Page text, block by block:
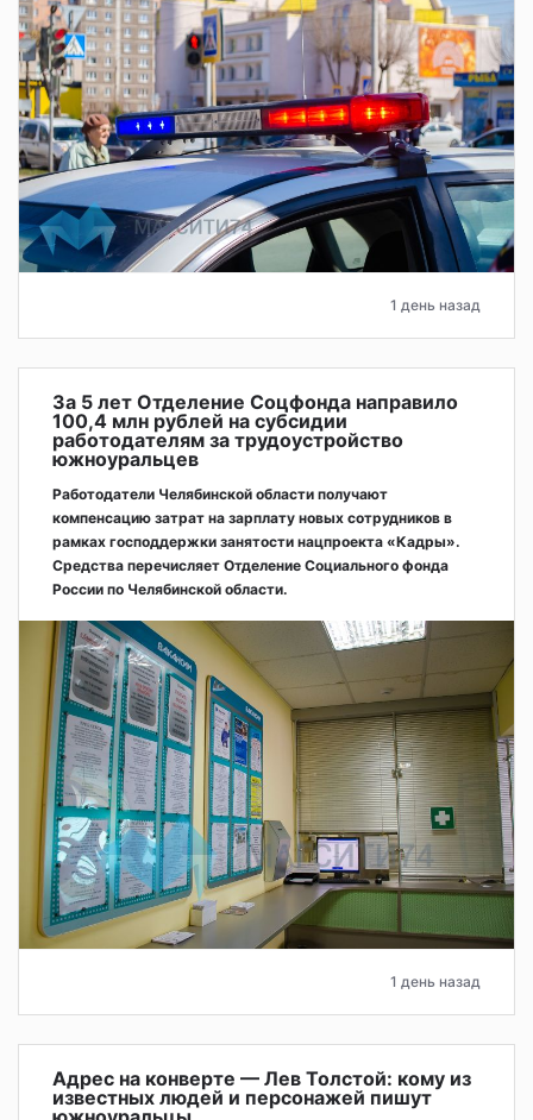
1 день назад
За 5 лет Отделение Соцфонда направило
100,4 млн рублей на субсидии
работодателям за трудоустройство
южноуральцев
Работодатели Челябинской области получают
компенсацию затрат на зарплату новых сотрудников в
рамках господдержки занятости нацпроекта «Кадры».
Средства перечисляет Отделение Социального фонда
России по Челябинской области.
1 день назад
Адрес на конверте — Лев Толстой: кому из
известных людей и персонажей пишут